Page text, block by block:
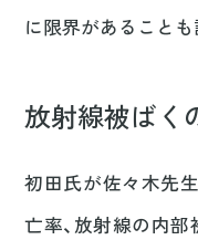
に限界があることも
放射線被ばく
初田氏が佐々木先
亡率、放射線の内